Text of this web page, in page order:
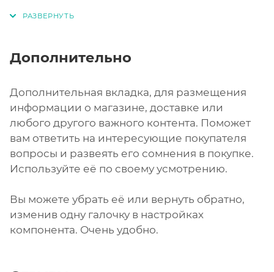
Дополнительно
Дополнительная вкладка, для размещения
информации о магазине, доставке или
любого другого важного контента. Поможет
вам ответить на интересующие покупателя
вопросы и развеять его сомнения в покупке.
Используйте её по своему усмотрению.
Вы можете убрать её или вернуть обратно,
изменив одну галочку в настройках
компонента. Очень удобно.